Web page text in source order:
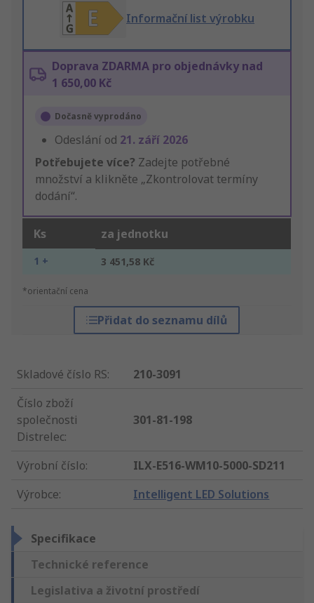
Informační list výrobku
Doprava ZDARMA pro objednávky nad
1 650,00 Kč
Dočasně vyprodáno
Odeslání od 21. září 2026
Potřebujete více? Zadejte potřebné
množství a klikněte „Zkontrolovat termíny
dodání“.
Ks za jednotku
1 + 3 451,58 Kč
*orientační cena
Přidat do seznamu dílů
Skladové číslo RS:
210-3091
Číslo zboží
společnosti
Distrelec:
301-81-198
Výrobní číslo:
ILX-E516-WM10-5000-SD211
Výrobce: Intelligent LED Solutions
Specifikace
Technické reference
Legislativa a životní prostředí